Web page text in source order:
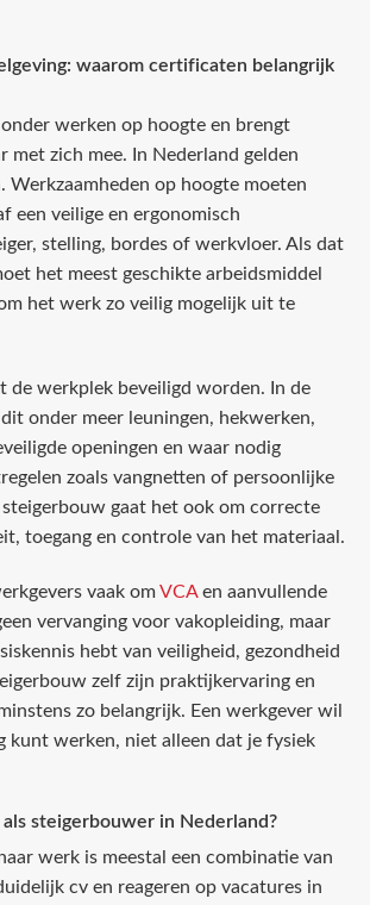
waarom certificaten belangrijk
werken op hoogte en brengt
met zich mee. In Nederland gelden
Werkzaamheden op hoogte moeten
een veilige en ergonomisch
stelling, bordes of werkvloer. Als dat
het meest geschikte arbeidsmiddel
het werk zo veilig mogelijk uit te
de werkplek beveiligd worden. In de
onder meer leuningen, hekwerken,
openingen en waar nodig
zoals vangnetten of persoonlijke
gaat het ook om correcte
toegang en controle van het materiaal.
vaak omVCAen aanvullende
vervanging voor vakopleiding, maar
hebt van veiligheid, gezondheid
zelf zijn praktijkervaring en
zo belangrijk. Een werkgever wil
kunt werken, niet alleen dat je fysiek
steigerbouwer in Nederland?
werk is meestal een combinatie van
cv en reageren op vacatures in